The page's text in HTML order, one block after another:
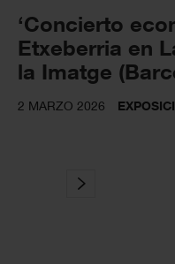
‘Concierto
Etxeberria en
la Imatge
2 MARZO 2026